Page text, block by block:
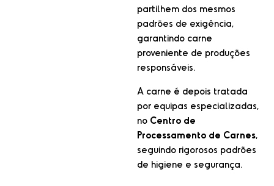
partilhem dos mesmos
padrões de exigência,
garantindo carne
proveniente de produções
responsáveis.
A carne é depois tratada
por equipas especializadas,
no Centro de
Processamento de Carnes,
seguindo rigorosos padrões
de higiene e segurança.